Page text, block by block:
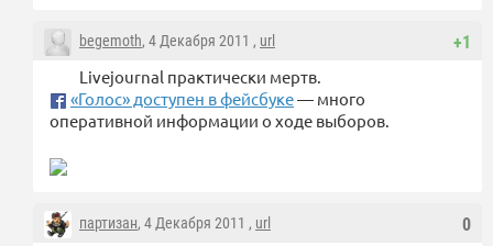
+1
begemoth, 4 Декабря 2011 , url
Livejournal практически мертв.
«Голос» доступен в фейсбуке— много
оперативной информации о ходе выборов.
0
партизан, 4 Декабря 2011 , url